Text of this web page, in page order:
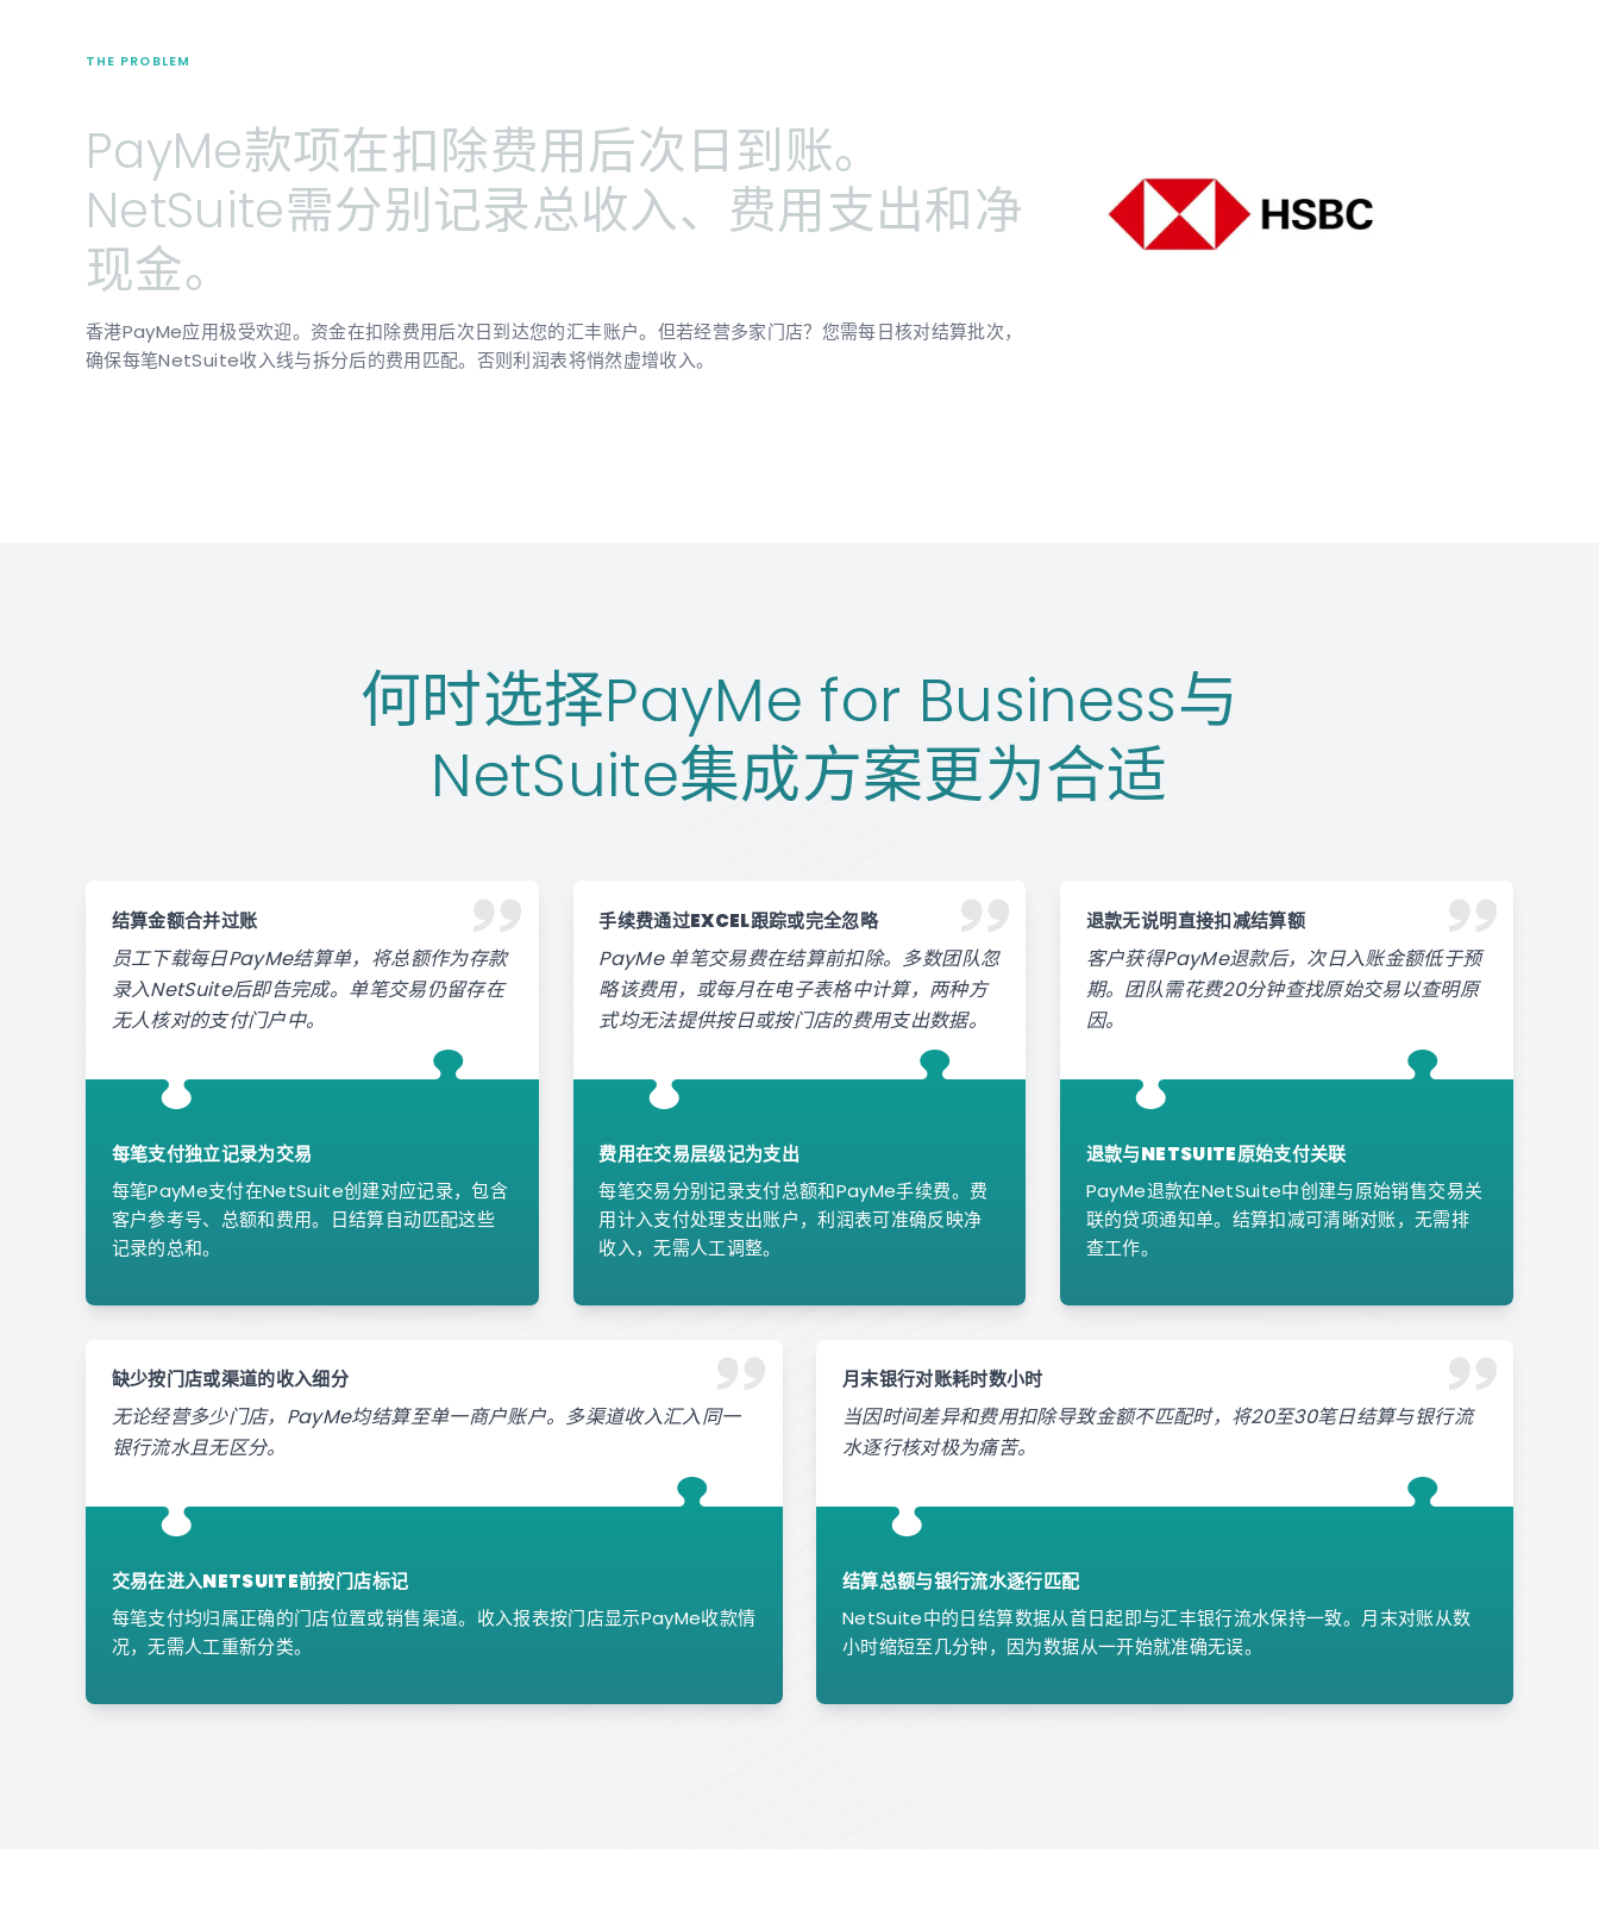
THE PROBLEM
PayMe款项在扣除费用后次日到账。
NetSuite需分别记录总收入、费用支出和净
现金。
香港PayMe应用极受欢迎。资金在扣除费用后次日到达您的汇丰账户。但若经营多家门店？您需每日核对结算批次，
确保每笔NetSuite收入线与拆分后的费用匹配。否则利润表将悄然虚增收入。
何时选择PayMe for Business与
NetSuite集成方案更为合适
结算金额合并过账
员工下载每日PayMe结算单，将总额作为存款
录入NetSuite后即告完成。单笔交易仍留存在
无人核对的支付门户中。
每笔支付独立记录为交易
每笔PayMe支付在NetSuite创建对应记录，包含
客户参考号、总额和费用。日结算自动匹配这些
记录的总和。
手续费通过EXCEL跟踪或完全忽略
PayMe 单笔交易费在结算前扣除。多数团队忽
略该费用，或每月在电子表格中计算，两种方
式均无法提供按日或按门店的费用支出数据。
费用在交易层级记为支出
每笔交易分别记录支付总额和PayMe手续费。费
用计入支付处理支出账户，利润表可准确反映净
收入，无需人工调整。
退款无说明直接扣减结算额
客户获得PayMe退款后，次日入账金额低于预
期。团队需花费20分钟查找原始交易以查明原
因。
退款与NETSUITE原始支付关联
PayMe退款在NetSuite中创建与原始销售交易关
联的贷项通知单。结算扣减可清晰对账，无需排
查工作。
缺少按门店或渠道的收入细分
无论经营多少门店，PayMe均结算至单一商户账户。多渠道收入汇入同一
银行流水且无区分。
交易在进入NETSUITE前按门店标记
每笔支付均归属正确的门店位置或销售渠道。收入报表按门店显示PayMe收款情
况，无需人工重新分类。
月末银行对账耗时数小时
当因时间差异和费用扣除导致金额不匹配时，将20至30笔日结算与银行流
水逐行核对极为痛苦。
结算总额与银行流水逐行匹配
NetSuite中的日结算数据从首日起即与汇丰银行流水保持一致。月末对账从数
小时缩短至几分钟，因为数据从一开始就准确无误。